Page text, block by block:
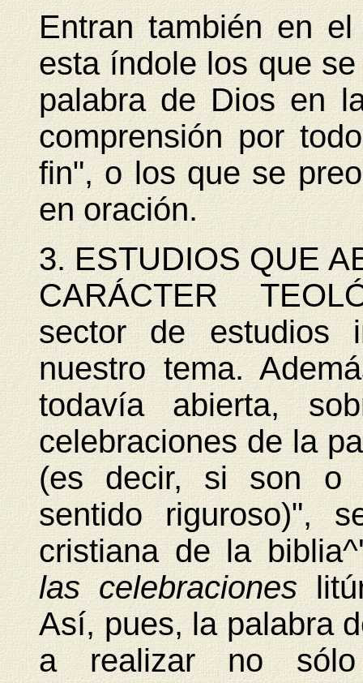
Entran también en
esta índole los que
palabra de Dios en
comprensión por
fin", o los que se
en oración.
3. ESTUDIOS QUE
CARÁCTER
sector de estudios
nuestro tema.
todavía abierta,
celebraciones de la
(es decir, si son o
sentido riguroso)",
cristiana de la
las celebraciones
Así, pues, la palabra
a realizar no sólo